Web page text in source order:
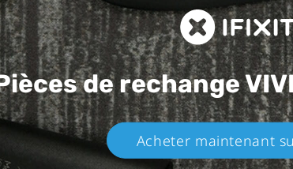
de rechange
Acheter maintenant